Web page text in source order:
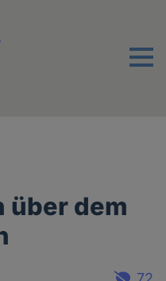
Menu
über dem